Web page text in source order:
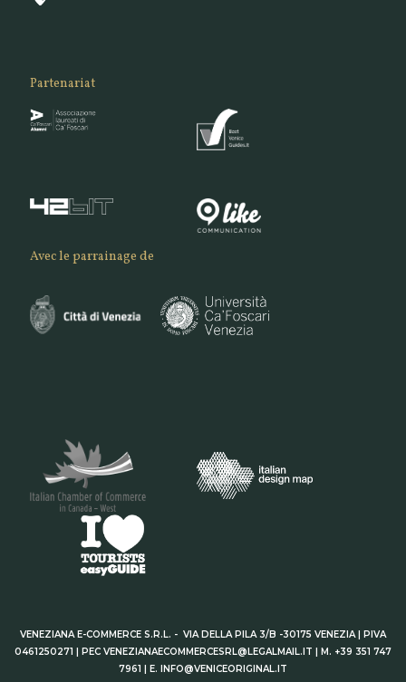
Partenariat
Avec le parrainage de
VENEZIANA E-COMMERCE S.R.L. - VIA DELLA PILA 3/B -30175 VENEZIA | PIVA
0461250271 | PEC VENEZIANAECOMMERCESRL@LEGALMAIL.IT | M. +39 351 747
7961 | E. INFO@VENICEORIGINAL.IT